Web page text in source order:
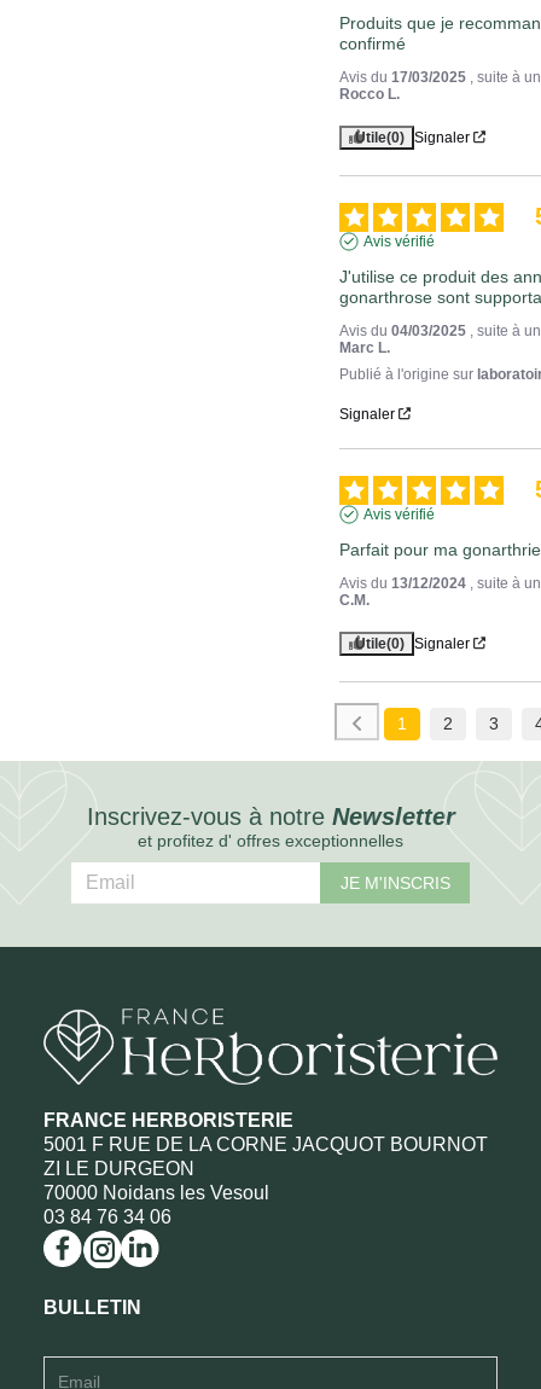
Produits que je
confirmé
Avis du17/03/2025 , suite à
Rocco L.
Utile(0) Signaler
Avis vérifié
J'utilise ce produit des
gonarthrose sont
Avis du04/03/2025 , suite à
Marc L.
Publié à l'origine sur
Signaler
Avis vérifié
Parfait pour ma gonarthrie
Avis du13/12/2024 , suite à
C.M.
Utile(0) Signaler
1 2 3
Inscrivez-vous à notre Newsletter
et profitez d' offres exceptionnelles
JE M'INSCRIS
FRANCE HERBORISTERIE
5001 F RUE DE LA CORNE JACQUOT BOURNOT
ZI LE DURGEON
70000 Noidans les Vesoul
03 84 76 34 06
BULLETIN